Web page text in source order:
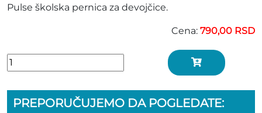
Pulse školska pernica za devojčice.
Cena: 790,00 RSD
PREPORUČUJEMO DA POGLEDATE: